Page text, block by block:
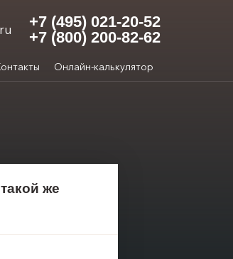
+7 (495) 021-20-52
+7 (800) 200-82-62
Онлайн-калькулятор
же